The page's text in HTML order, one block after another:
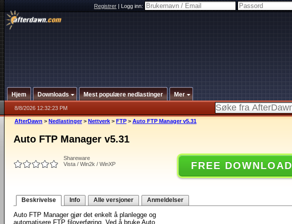
Registrer|Logg inn:
Hjem Downloads Mest populære nedlastinger Mer
8/8/2026 12:32:23 PM
AfterDawn > Nedlastinger > Nettverk > FTP > Auto FTP Manager v5.31
Auto FTP Manager v5.31
Shareware
Vista / Win2k / WinXP
FREE DOWNLOAD
Beskrivelse Info Alle versjoner Anmeldelser
Auto FTP Manager gjør det enkelt å planlegge og
automatisere FTP filoverføring. Ved å bruke Auto